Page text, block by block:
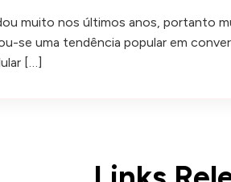
muito nos últimos anos, portanto
se uma tendência popular em
[…]